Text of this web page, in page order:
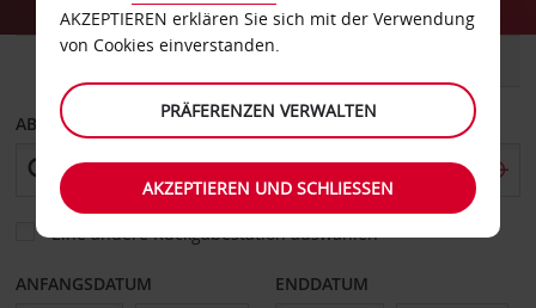
ABHOLEN VON
Eine andere Rückgabestation auswählen
ANFANGSDATUM ENDDATUM
AKZEPTIEREN erklären Sie sich mit der Verwendung
von Cookies einverstanden.
PRÄFERENZEN VERWALTEN
AKZEPTIEREN UND SCHLIESSEN